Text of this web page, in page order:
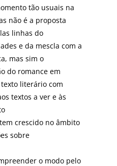
tão usuais na
não é a proposta
linhas do
e da mescla com a
mas sim o
do romance em
literário com
textos a ver e às
crescido no âmbito
sobre
o modo pelo